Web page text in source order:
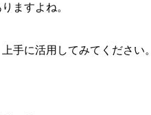
ますよね。
手に活用してみてください。